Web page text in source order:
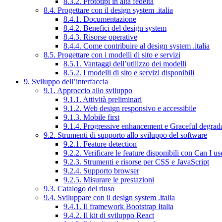
8.4. Progettare con il design system .italia
8.4.1. Documentazione
8.4.2. Benefici del design system
8.4.3. Risorse operative
8.4.4. Come contribuire al design system .italia
8.5. Progettare con i modelli di sito e servizi
8.5.1. Vantaggi dell’utilizzo dei modelli
8.5.2. I modelli di sito e servizi disponibili
9. Sviluppo dell’interfaccia
9.1. Approccio allo sviluppo
9.1.1. Attività preliminari
9.1.2. Web design responsivo e accessibile
9.1.3. Mobile first
9.1.4. Progressive enhancement e Graceful
9.2. Strumenti di supporto allo sviluppo del software
9.2.1. Feature detection
9.2.2. Verificare le feature disponibili con Can I
9.2.3. Strumenti e risorse per CSS e JavaScript
9.2.4. Supporto browser
9.2.5. Misurare le prestazioni
9.3. Catalogo del riuso
9.4. Sviluppare con il design system .italia
9.4.1. Il framework Bootstrap Italia
9.4.2. Il kit di sviluppo React